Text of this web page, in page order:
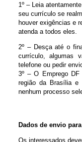
1º – Leia
seu currículo se
houver exigências e
atenda a todos eles.
2º – Desça até o
currículo, algumas
telefone ou pedir
3º – O Emprego
região da Brasília e
nenhum processo
Dados de envio
Os interessados